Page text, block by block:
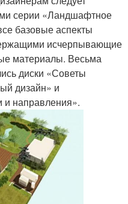
серии «Ландшафтное
базовые аспекты
исчерпывающие
материалы. Весьма
диски «Советы
дизайн» и
направления».